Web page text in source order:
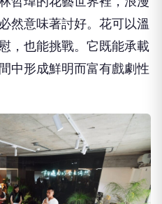
然意味著討好。花可以溫
，也能挑戰。它既能承載
中形成鮮明而富有戲劇性